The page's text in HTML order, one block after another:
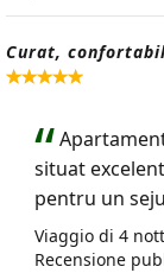
Curat,
situat
pentru un
Viaggio di 4
Recensione